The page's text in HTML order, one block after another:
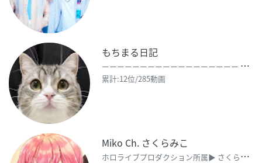
もちまる日記
ー
ーーーーーーーーーーーーーーーーー ●もちまる ・誕生日 2019年10月24日 ・猫種 スコテ
累計:12位/285動画
Miko Ch. さくらみこ
ホ
ロライブプロダクション所属▶︎ さくらみこ（Sakura Miko）です！ ３月５日生まれ /